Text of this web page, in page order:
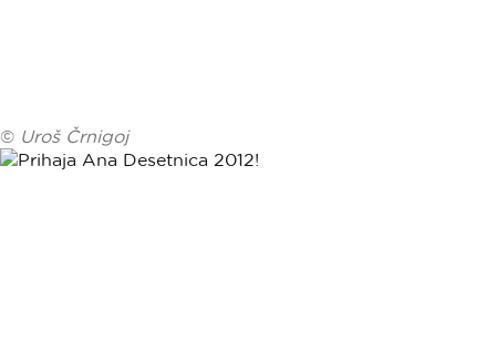
© Uroš Črnigoj